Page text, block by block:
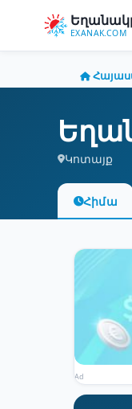
EXANAK.COM
Կոտայք
Հիմա
Ad